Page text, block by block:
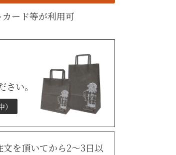
ード等が利用可
い。
を頂いてから2～3日以